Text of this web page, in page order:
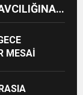
MESAİ